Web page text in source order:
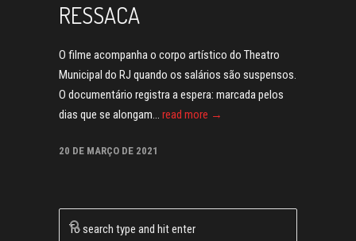
RESSACA
O filme acompanha o corpo artístico do Theatro
Municipal do RJ quando os salários são suspensos.
O documentário registra a espera: marcada pelos
dias que se alongam... read more →
20 DE MARÇO DE 2021